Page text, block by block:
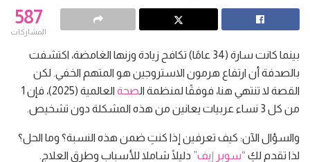
587
المشاركات
بينما كانت سارة (34 عامًا) تكافح زيادة وزنها الغامضة، اكتشفت
بالصدفة أن ارتفاع هرمون الاستروجين هو المتهم الخفي. لكن
القصة لا تنتهي هنا، فوفقًا لمنظمة الصحة
العالمية (2025)، فإن 1
من كل 3 نساء عربيات يعانين من هذه المشكلة دون تشخيص.
والسؤال الآن: كيف تعرفين إذا كنتِ ضمن هذه النسبة؟ وما الحل؟
لذا تقدم لكِ “سوبر إيف” دليلًا شاملا للأسباب وطرق العلاج.